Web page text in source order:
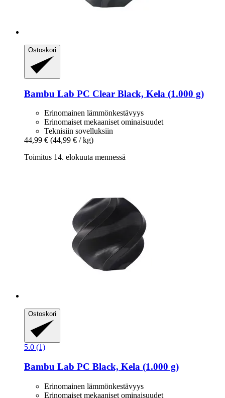
Ostoskori
Bambu Lab PC Clear Black, Kela (1.000 g)
Erinomainen lämmönkestävyys
Erinomaiset mekaaniset ominaisuudet
Teknisiin sovelluksiin
44,99 € (44,99 € / kg)
Toimitus 14. elokuuta mennessä
Ostoskori
5.0 (1)
Bambu Lab PC Black, Kela (1.000 g)
Erinomainen lämmönkestävyys
Erinomaiset mekaaniset ominaisuudet